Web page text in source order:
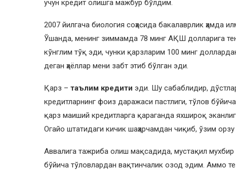
учун кредит олишга мажбур бўлдим.
2007 йилгача биология соҳасида бакалаврлик ҳамда
Ўшанда, менинг зиммамда 78 минг АҚШ долларига
кўнглим тўқ эди, чунки қарзларим 100 минг
деган ҳаёллар мени забт этиб бўлган эди.
Қарз – таълим кредити эди. Шу сабаблидир,
кредитларнинг фоиз даражаси пастлиги, тўлов
қарз маиший кредитларга қараганда яхшироқ
Огайо штатидаги кичик шаҳарчамдан чиқиб, ўзим
Аввалига тажриба олиш мақсадида, мустақил
бўйича тўловлардан вақтинчалик озод эдим. Аммо